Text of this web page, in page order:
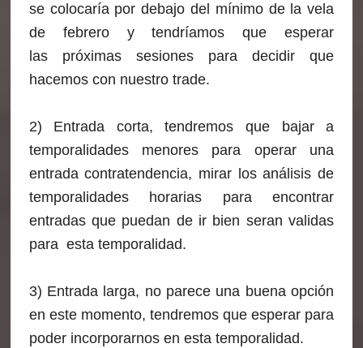
se colocaría por debajo del mínimo de la vela
de febrero y tendríamos que esperar
las próximas sesiones para decidir que
hacemos con nuestro trade.
2) Entrada corta, tendremos que bajar a
temporalidades menores para operar una
entrada contratendencia, mirar los análisis de
temporalidades horarias para encontrar
entradas que puedan de ir bien seran validas
para esta temporalidad.
3) Entrada larga, no parece una buena opción
en este momento, tendremos que esperar para
poder incorporarnos en esta temporalidad.